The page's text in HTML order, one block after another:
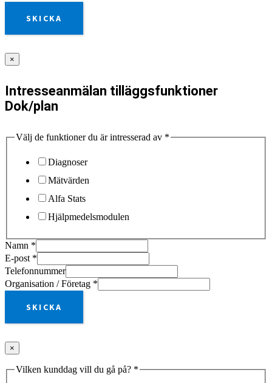
SKICKA
×
Intresseanmälan tilläggsfunktioner
Dok/plan
Välj de funktioner du är intresserad av *
Diagnoser
Mätvärden
Alfa Stats
Hjälpmedelsmodulen
Namn *
E-post *
Telefonnummer
Organisation / Företag *
SKICKA
×
Vilken kunddag vill du gå på? *